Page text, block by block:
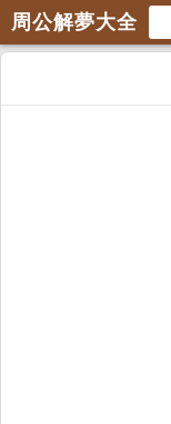
周公解夢大全